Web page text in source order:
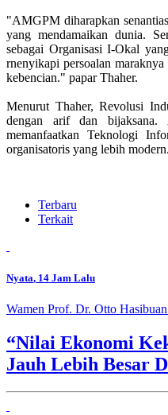
"AMGPM diharapkan
yang mendamaikan dunia.
sebagai Organisasi I-Okal
rnenyikapi persoalan
kebencian." papar Thaher.
Menurut Thaher, Revolusi
dengan arif dan bijaksana.
memanfaatkan Teknologi
organisatoris yang lebih modern.
Terbaru
Terkait
Nyata, 14 Jam Lalu
Wamen Prof. Dr. Otto
“Nilai Ekonomi
Jauh Lebih Besar